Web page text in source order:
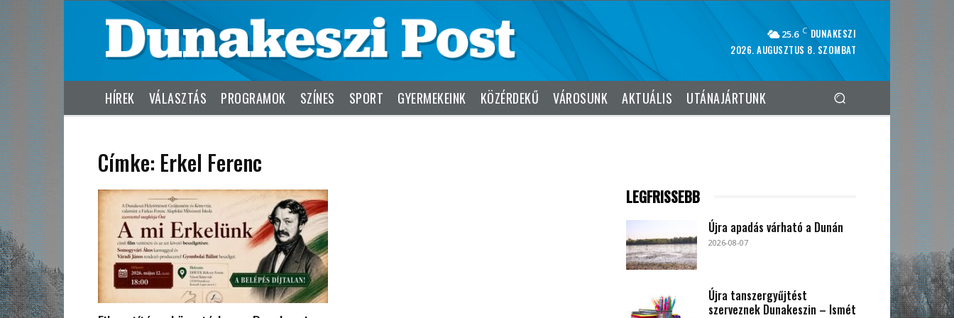
25.6 C DUNAKESZI
2026. AUGUSZTUS 8. SZOMBAT
HÍREK VÁLASZTÁS PROGRAMOK SZÍNES SPORT GYERMEKEINK KÖZÉRDEKŰ VÁROSUNK AKTUÁLIS UTÁNAJÁRTUNK
Címke: Erkel Ferenc
LEGFRISSEBB
Újra apadás várható a Dunán
2026-08-07
Újra tanszergyűjtést
szerveznek Dunakeszin – Ismét